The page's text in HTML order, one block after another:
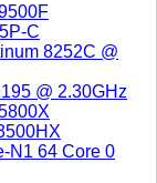
C
8252C @
@ 2.30GHz
N1 64 Core 0